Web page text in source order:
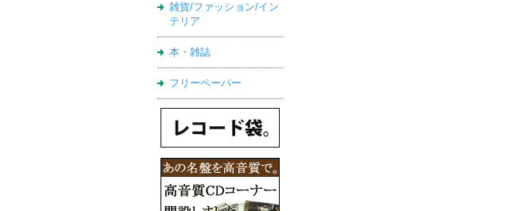
雑貨/ファッション/イン
テリア
本・雑誌
フリーペーパー